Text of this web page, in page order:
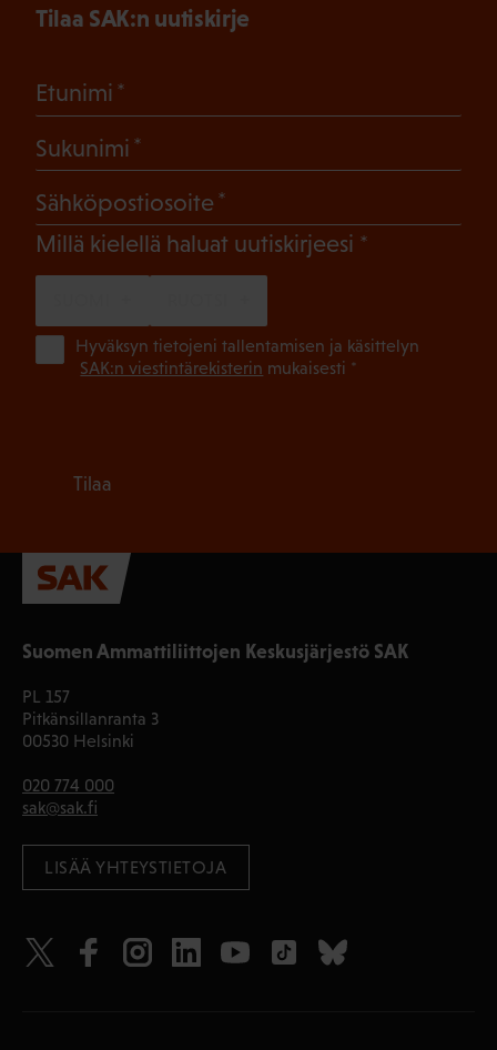
Suomen Ammattiliittojen Keskusjärjestö SAK
PL 157
Pitkänsillanranta 3
00530 Helsinki
020 774 000
sak@sak.fi
LISÄÄ YHTEYSTIETOJA
Tilaa SAK:n uutiskirje
Etunimi
Sukunimi
Sähköpostiosoite
Millä kielellä haluat uutiskirjeesi (Pakollinen)
Hyväksyn tietojeni tallentamisen ja käsittelyn
SAK:n viestintärekisterin mukaisesti *
Tilaa